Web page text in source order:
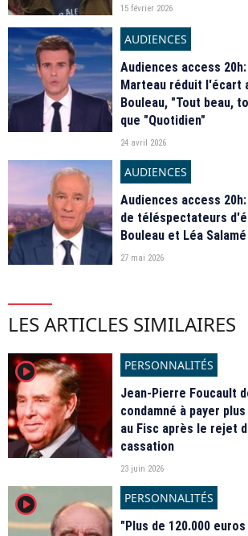
15 février 2026
AUDIENCES
Audiences access
Marteau réduit l'écart
Bouleau, "Tout beau,
que "Quotidien"
24 avril 2026
AUDIENCES
Audiences access
de téléspectateurs
Bouleau et Léa
27 mai 2026
LES ARTICLES SIMILAIRES
player2
PERSONNALITÉS
Jean-Pierre Foucault
condamné à payer
au Fisc après le rejet
cassation
23 juin 2026
player2
PERSONNALITÉS
"Plus de 120.000 euros